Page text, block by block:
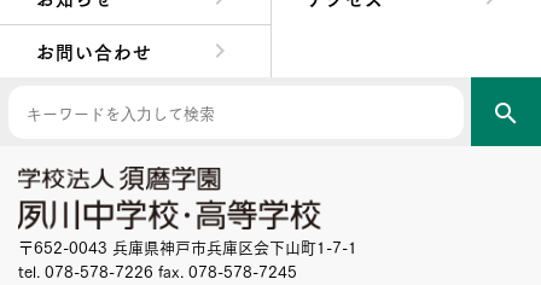
お問い合わせ
search
〒652-0043 兵庫県神戸市兵庫区会下山町1-7-1
tel. 078-578-7226 fax. 078-578-7245